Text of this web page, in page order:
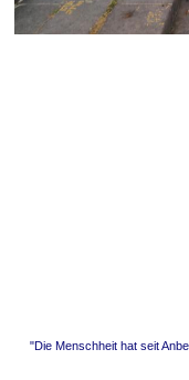
"Die Menschheit hat seit